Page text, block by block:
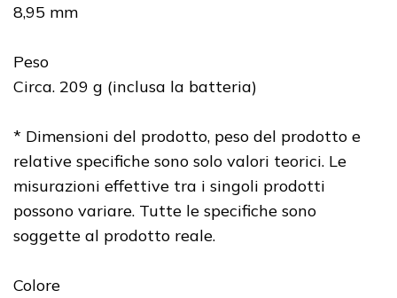
8,95 mm
Peso
Circa. 209 g (inclusa la batteria)
* Dimensioni del prodotto, peso del prodotto e
relative specifiche sono solo valori teorici. Le
misurazioni effettive tra i singoli prodotti
possono variare. Tutte le specifiche sono
soggette al prodotto reale.
Colore